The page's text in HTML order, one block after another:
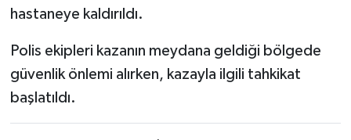
hastaneye kaldırıldı.
Polis ekipleri kazanın meydana geldiği bölgede
güvenlik önlemi alırken, kazayla ilgili tahkikat
başlatıldı.